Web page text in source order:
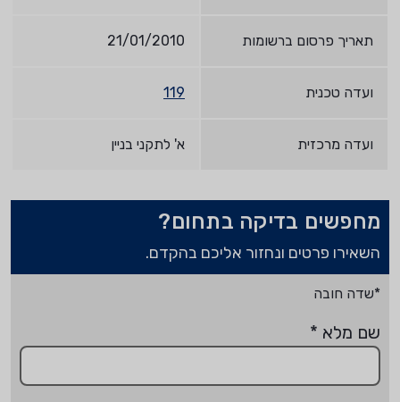
תאריך פרסום ברשומות 21/01/2010
ועדה טכנית 119
ועדה מרכזית א' לתקני בניין
מחפשים בדיקה בתחום?
השאירו פרטים ונחזור אליכם בהקדם.
*שדה חובה
שם מלא *